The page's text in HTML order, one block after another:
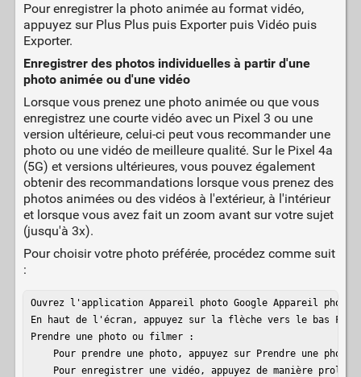
Pour enregistrer la photo animée au format vidéo,
appuyez sur Plus Plus puis Exporter puis Vidéo puis
Exporter.
Enregistrer des photos individuelles à partir d'une
photo animée ou d'une vidéo
Lorsque vous prenez une photo animée ou que vous
enregistrez une courte vidéo avec un Pixel 3 ou une
version ultérieure, celui-ci peut vous recommander une
photo ou une vidéo de meilleure qualité. Sur le Pixel 4a
(5G) et versions ultérieures, vous pouvez également
obtenir des recommandations lorsque vous prenez des
photos animées ou des vidéos à l'extérieur, à l'intérieur
et lorsque vous avez fait un zoom avant sur votre sujet
(jusqu'à 3x).
Pour choisir votre photo préférée, procédez comme suit
:
Ouvrez l'application Appareil photo Google Appareil photo
En haut de l'écran, appuyez sur la flèche vers le bas
Prendre une photo ou filmer :
Pour prendre une photo, appuyez sur Prendre une photo
Pour enregistrer une vidéo, appuyez de manière